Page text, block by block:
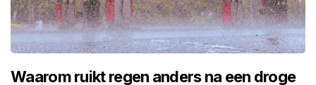
Waarom ruikt regen anders na een droge